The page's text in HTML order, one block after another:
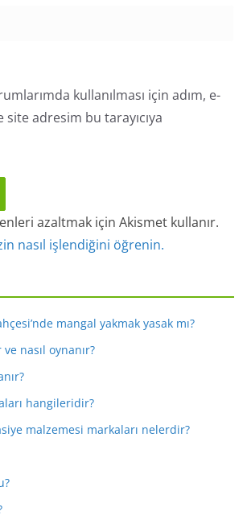
kullanılması için adım, e-
adresim bu tarayıcıya
azaltmak için Akismet kullanır.
nasıl işlendiğini öğrenin.
mangal yakmak yasak mı?
nasıl oynanır?
hangileridir?
malzemesi markaları nelerdir?